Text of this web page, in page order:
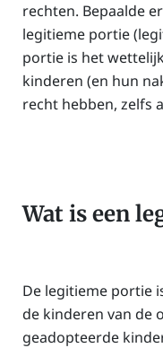
rechten. Bepaalde
legitieme portie
portie is het
kinderen (en hun
recht hebben, zelfs
Wat is een
De legitieme portie
de kinderen van de
geadopteerde